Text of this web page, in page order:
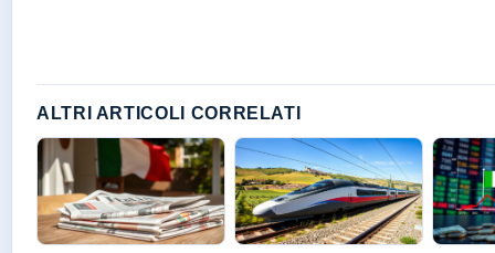
ALTRI ARTICOLI CORRELATI